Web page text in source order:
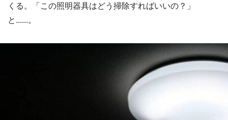
くる。「この照明器具はどう掃除すればいいの？」
と......。